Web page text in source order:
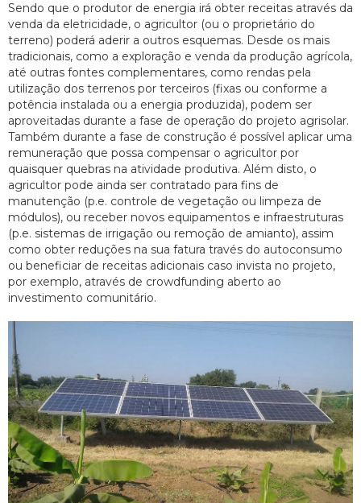
Sendo que o produtor de energia irá obter receitas através da
venda da eletricidade, o agricultor (ou o proprietário do
terreno) poderá aderir a outros esquemas. Desde os mais
tradicionais, como a exploração e venda da produção agrícola,
até outras fontes complementares, como rendas pela
utilização dos terrenos por terceiros (fixas ou conforme a
potência instalada ou a energia produzida), podem ser
aproveitadas durante a fase de operação do projeto agrisolar.
Também durante a fase de construção é possível aplicar uma
remuneração que possa compensar o agricultor por
quaisquer quebras na atividade produtiva. Além disto, o
agricultor pode ainda ser contratado para fins de
manutenção (p.e. controle de vegetação ou limpeza de
módulos), ou receber novos equipamentos e infraestruturas
(p.e. sistemas de irrigação ou remoção de amianto), assim
como obter reduções na sua fatura través do autoconsumo
ou beneficiar de receitas adicionais caso invista no projeto,
por exemplo, através de crowdfunding aberto ao
investimento comunitário.